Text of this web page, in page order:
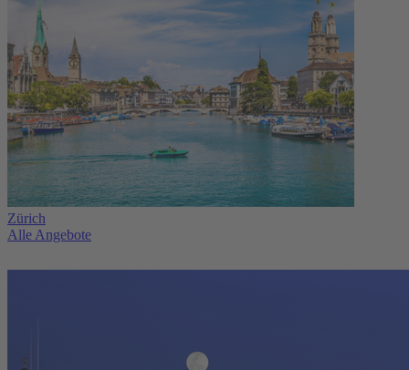
Zürich
Alle Angebote